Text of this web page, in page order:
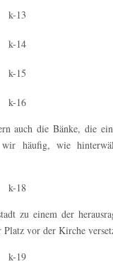
auch die Bänke, die
wir häufig, wie
zu einem der
vor der Kirche